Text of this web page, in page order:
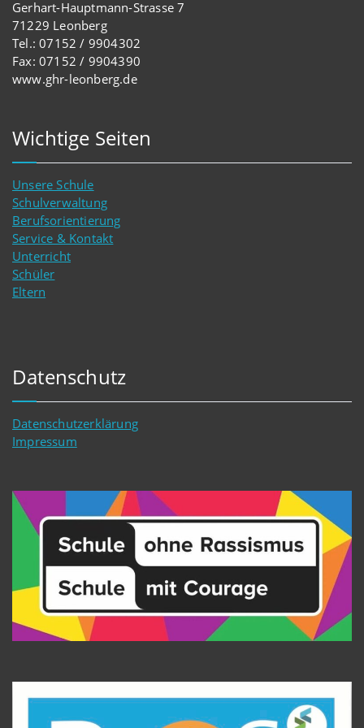
Gerhart-Hauptmann-Strasse 7
71229 Leonberg
Tel.: 07152 / 9904302
Fax: 07152 / 9904390
www.ghr-leonberg.de
Wichtige Seiten
Unsere Schule
Schulverwaltung
Berufsorientierung
Service & Kontakt
Unterricht
Schüler
Eltern
Datenschutz
Datenschutzerklärung
Impressum